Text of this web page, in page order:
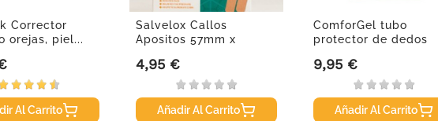
Corrector
orejas, piel...
Al Carrito
Salvelox Callos
Apositos 57mm x
Precio
4,95 €
Añadir Al Carrito
ComforGel tubo
protector de dedos
Precio
9,95 €
Añadir Al Carrito